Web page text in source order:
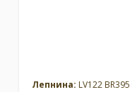
Лепнина: LV122 BR395